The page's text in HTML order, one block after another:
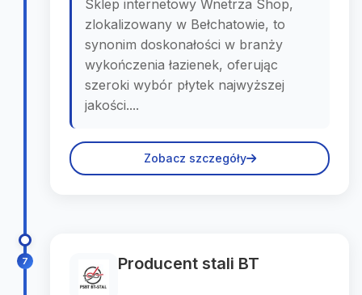
Sklep internetowy Wnetrza Shop,
zlokalizowany w Bełchatowie, to
synonim doskonałości w branży
wykończenia łazienek, oferując
szeroki wybór płytek najwyższej
jakości....
Zobacz szczegóły
7 Producent stali BT